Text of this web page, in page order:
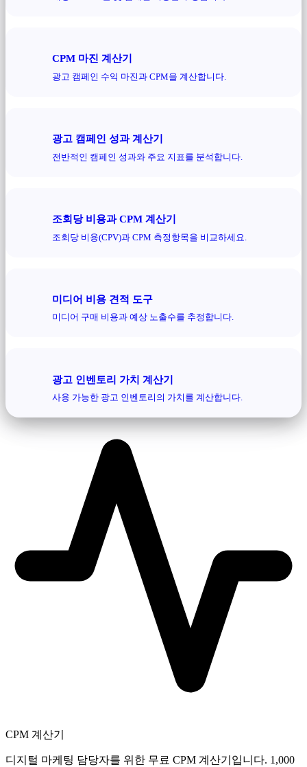
CPM 마진 계산기
광고 캠페인 수익 마진과 CPM을 계산합니다.
광고 캠페인 성과 계산기
전반적인 캠페인 성과와 주요 지표를 분석합니다.
조회당 비용과 CPM 계산기
조회당 비용(CPV)과 CPM 측정항목을 비교하세요.
미디어 비용 견적 도구
미디어 구매 비용과 예상 노출수를 추정합니다.
광고 인벤토리 가치 계산기
사용 가능한 광고 인벤토리의 가치를 계산합니다.
CPM 계산기
디지털 마케팅 담당자를 위한 무료 CPM 계산기입니다. 1,000